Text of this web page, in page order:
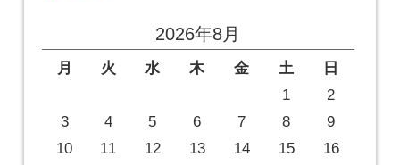
2026年8月
月 火 水 木 金 土 日
1
2
3
4 5 6 7 8
9
10
11 12 13 14 15
16